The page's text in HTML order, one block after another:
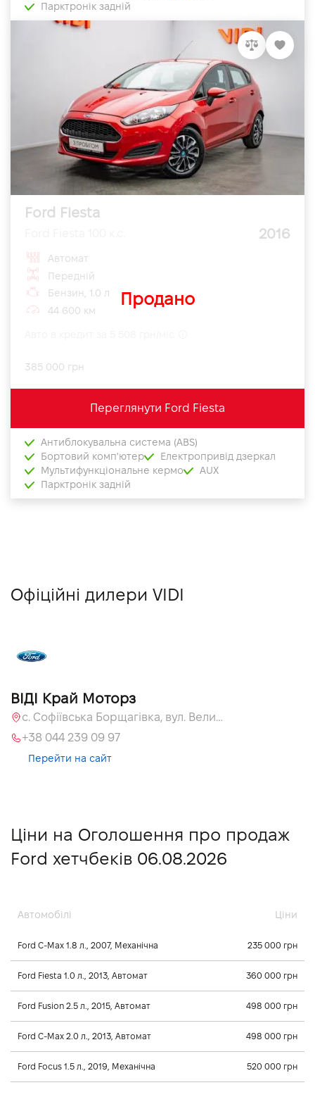
Парктронік задній
Ford Fiesta
2016
Продано
Автомат
Передній
Бензин, 1.0 л
44 600 км
385 000 грн
Переглянути Ford Fiesta
Антиблокувальна система (ABS)
Бортовий комп'ютер
Електропривід дзеркал
Мультифункціональне кермо
AUX
Парктронік задній
Офіційні дилери VIDI
ВІДІ Край Моторз
с. Софіївська Борщагівка, вул. Велика Кільцева, 60а
+38 044 239 09 97
Перейти на сайт
Ціни на Оголошення про продаж
Ford хетчбеків 06.08.2026
Автомобілі Ціни
Ford C-Max 1.8 л., 2007, Механічна 235 000 грн
Ford Fiesta 1.0 л., 2013, Автомат 360 000 грн
Ford Fusion 2.5 л., 2015, Автомат 498 000 грн
Ford C-Max 2.0 л., 2013, Автомат 498 000 грн
Ford Focus 1.5 л., 2019, Механічна 520 000 грн